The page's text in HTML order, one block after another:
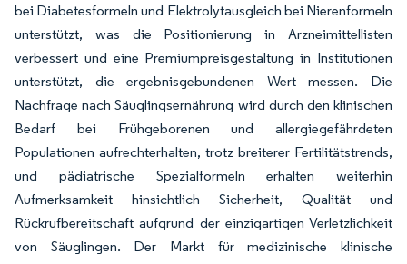
bei Diabetesformeln und Elektrolytausgleich bei Nierenformeln
unterstützt, was die Positionierung in Arzneimittellisten
verbessert und eine Premiumpreisgestaltung in Institutionen
unterstützt, die ergebnisgebundenen Wert messen. Die
Nachfrage nach Säuglingsernährung wird durch den klinischen
Bedarf bei Frühgeborenen und allergiegefährdeten
Populationen aufrechterhalten, trotz breiterer Fertilitätstrends,
und pädiatrische Spezialformeln erhalten weiterhin
Aufmerksamkeit hinsichtlich Sicherheit, Qualität und
Rückrufbereitschaft aufgrund der einzigartigen Verletzlichkeit
von Säuglingen. Der Markt für medizinische klinische